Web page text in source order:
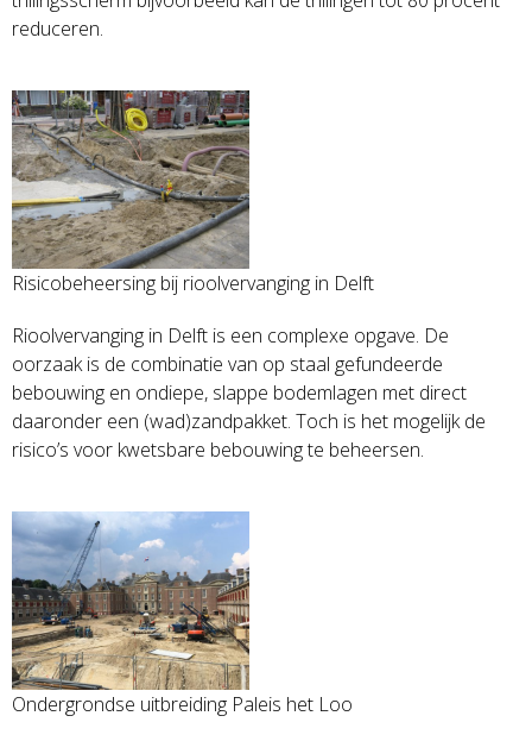
reduceren.
Risicobeheersing bij rioolvervanging in Delft
Rioolvervanging in Delft is een complexe opgave. De
oorzaak is de combinatie van op staal gefundeerde
bebouwing en ondiepe, slappe bodemlagen met direct
daaronder een (wad)zandpakket. Toch is het mogelijk de
risico’s voor kwetsbare bebouwing te beheersen.
Ondergrondse uitbreiding Paleis het Loo